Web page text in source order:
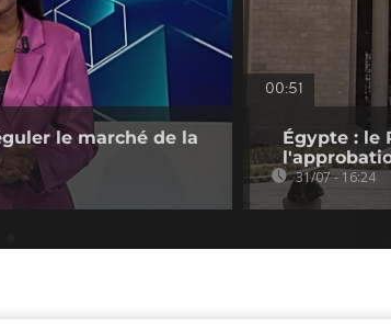
le marché de la
00:51
Égypte : le
31/07 - 16:24